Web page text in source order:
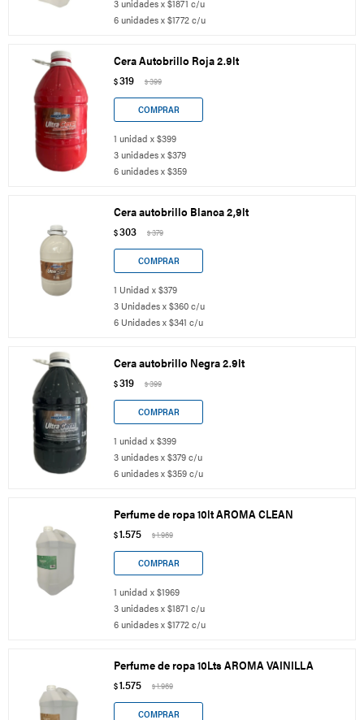
3 unidades x $1871 c/u
6 unidades x $1772 c/u
Cera Autobrillo Roja 2.9lt
$319 $399
1 unidad x $399
3 unidades x $379
6 unidades x $359
Cera autobrillo Blanca 2,9lt
$303 $379
1 Unidad x $379
3 Unidades x $360 c/u
6 Unidades x $341 c/u
Cera autobrillo Negra 2.9lt
$319 $399
1 unidad x $399
3 unidades x $379 c/u
6 unidades x $359 c/u
Perfume de ropa 10lt AROMA CLEAN
$1.575 $1.969
1 unidad x $1969
3 unidades x $1871 c/u
6 unidades x $1772 c/u
Perfume de ropa 10Lts AROMA VAINILLA
$1.575 $1.969